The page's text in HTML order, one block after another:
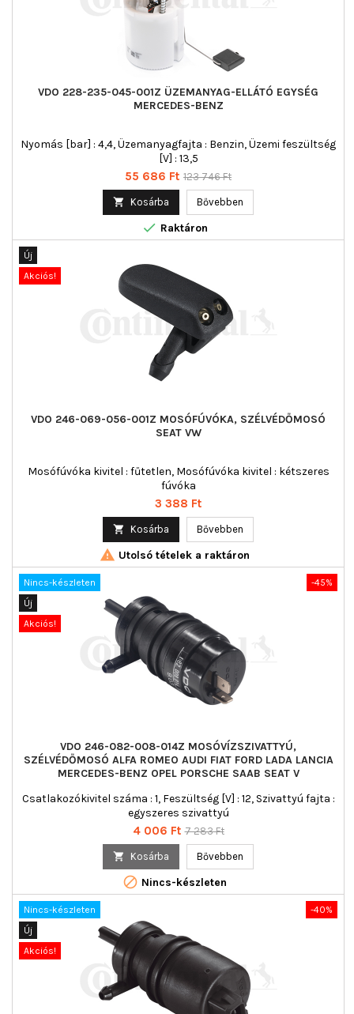
VDO 228-235-045-001Z ÜZEMANYAG-ELLÁTÓ EGYSÉG
MERCEDES-BENZ
Nyomás [bar] : 4,4, Üzemanyagfajta : Benzin, Üzemi feszültség
[V] : 13,5
Ár
55 686 Ft Normál
123 746 Ft
 Kosárba Bővebben
 Raktáron
Új
Akciós!
VDO 246-069-056-001Z MOSÓFÚVÓKA, SZÉLVÉDŐMOSÓ
SEAT VW
Mosófúvóka kivitel : fűtetlen, Mosófúvóka kivitel : kétszeres
fúvóka
Ár
3 388 Ft
 Kosárba Bővebben
 Utolsó tételek a raktáron
-45%
Nincs-készleten
Új
Akciós!
VDO 246-082-008-014Z MOSÓVÍZSZIVATTYÚ,
SZÉLVÉDŐMOSÓ ALFA ROMEO AUDI FIAT FORD LADA LANCIA
MERCEDES-BENZ OPEL PORSCHE SAAB SEAT V
Csatlakozókivitel száma : 1, Feszültség [V] : 12, Szivattyú fajta :
egyszeres szivattyú
Ár
4 006 Ft Normál
7 283 Ft
 Kosárba Bővebben
 Nincs-készleten
-40%
Nincs-készleten
Új
Akciós!